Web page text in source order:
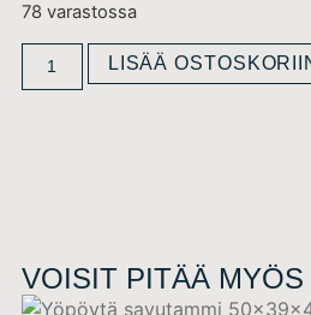
78 varastossa
LISÄÄ
VOISIT PITÄÄ